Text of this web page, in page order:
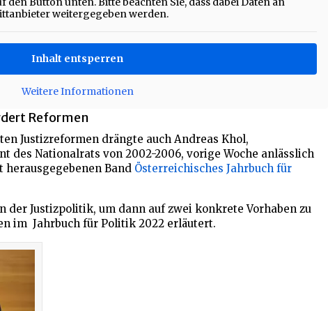
weitergegeben werden.
Inhalt entsperren
Weitere Informationen
Reformen
Justizreformen drängte auch Andreas Khol,
des Nationalrats von 2002-2006, vorige Woche anlässlich
Band Österreichisches Jahrbuch für
der Justizpolitik, um dann auf zwei konkrete Vorhaben zu
im Jahrbuch für Politik 2022 erläutert.